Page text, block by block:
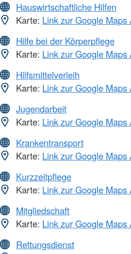
Hauswirtschaftliche Hilfen
Karte: Link zur Google Maps
Hilfe bei der Körperpflege
Karte: Link zur Google Maps
Hilfsmittelverleih
Karte: Link zur Google Maps
Jugendarbeit
Karte: Link zur Google Maps
Krankentransport
Karte: Link zur Google Maps
Kurzzeitpflege
Karte: Link zur Google Maps
Mitgliedschaft
Karte: Link zur Google Maps
Rettungsdienst